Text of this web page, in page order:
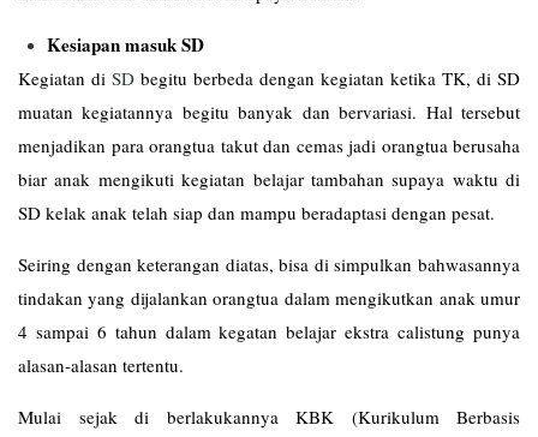
Kesiapan masuk SD
Kegiatan di SD begitu berbeda dengan kegiatan ketika TK, di SD
muatan kegiatannya begitu banyak dan bervariasi. Hal tersebut
menjadikan para orangtua takut dan cemas jadi orangtua berusaha
biar anak mengikuti kegiatan belajar tambahan supaya waktu di
SD kelak anak telah siap dan mampu beradaptasi dengan pesat.
Seiring dengan keterangan diatas, bisa di simpulkan bahwasannya
tindakan yang dijalankan orangtua dalam mengikutkan anak umur
4 sampai 6 tahun dalam kegatan belajar ekstra calistung punya
alasan-alasan tertentu.
Mulai sejak di berlakukannya KBK (Kurikulum Berbasis